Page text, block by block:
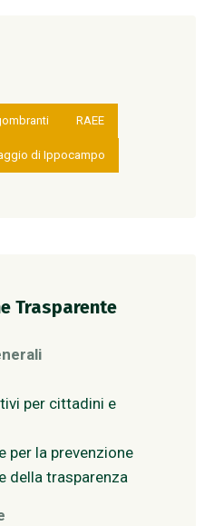
RAEE
di Ippocampo
Trasparente
per cittadini e
per la prevenzione
della trasparenza